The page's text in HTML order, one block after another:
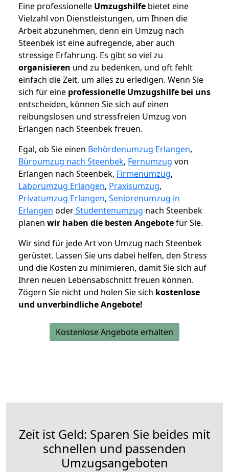
Eine professionelle Umzugshilfe bietet eine
Vielzahl von Dienstleistungen, um Ihnen die
Arbeit abzunehmen, denn ein Umzug nach
Steenbek ist eine aufregende, aber auch
stressige Erfahrung. Es gibt so viel zu
organisieren und zu bedenken, und oft fehlt
einfach die Zeit, um alles zu erledigen. Wenn Sie
sich für eine professionelle Umzugshilfe bei uns
entscheiden, können Sie sich auf einen
reibungslosen und stressfreien Umzug von
Erlangen nach Steenbek freuen.
Egal, ob Sie einen Behördenumzug Erlangen,
Büroumzug nach Steenbek, Fernumzug von
Erlangen nach Steenbek, Firmenumzug,
Laborumzug Erlangen, Praxisumzug,
Privatumzug Erlangen, Seniorenumzug in
Erlangen oderStudentenumzug nach Steenbek
planen wir haben die besten Angebotefür Sie.
Wir sind für jede Art von Umzug nach Steenbek
gerüstet. Lassen Sie uns dabei helfen, den Stress
und die Kosten zu minimieren, damit Sie sich auf
Ihren neuen Lebensabschnitt freuen können.
Zögern Sie nicht und holen Sie sich kostenlose
und unverbindliche Angebote!
Kostenlose Angebote erhalten
Zeit ist Geld: Sparen Sie beides mit
schnellen und passenden
Umzugsangeboten